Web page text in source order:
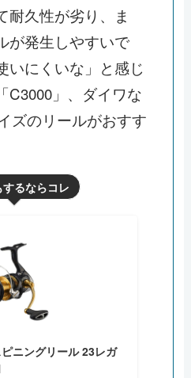
耐久性が劣り、ま
が発生しやすいで
いにくいな」と感じ
C3000」、ダイワな
ズのリールがおすす
るならコレ
ニングリール 23レガ